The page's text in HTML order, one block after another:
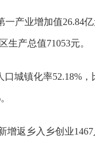
产业增加值26.84
生产总值71053元。
城镇化率52.18%
返乡入乡创业1467